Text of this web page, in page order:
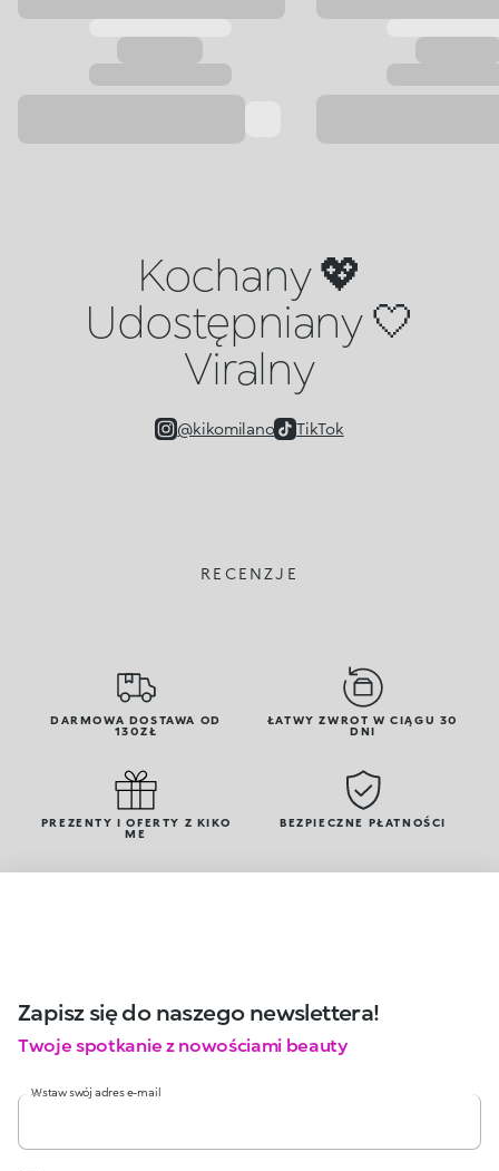
Kochany 💖
Udostępniany 🤍
Viralny
@kikomilano TikTok
RECENZJE
DARMOWA DOSTAWA OD
130ZŁ
ŁATWY ZWROT W CIĄGU 30
DNI
PREZENTY I OFERTY Z KIKO
ME
BEZPIECZNE PŁATNOŚCI
Zapisz się do naszego newslettera!
Twoje spotkanie z nowościami beauty
Wstaw swój adres e-mail